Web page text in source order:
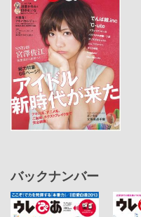
バックナンバー